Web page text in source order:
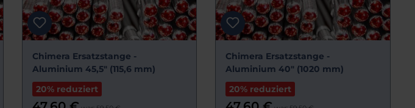
Chimera Ersatzstange -
Aluminium 45,5" (115,6 mm)
20% reduziert
Chimera Ersatzstange -
Aluminium 40" (1020 mm)
20% reduziert